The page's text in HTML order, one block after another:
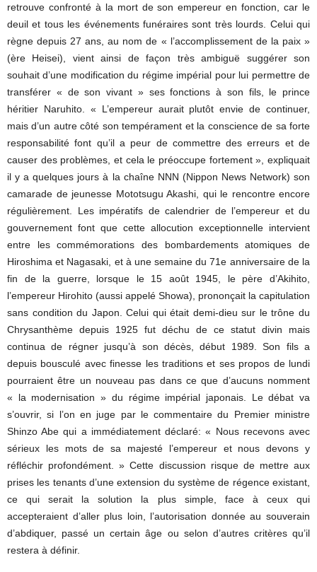
retrouve confronté à la mort de son empereur en fonction, car le
deuil et tous les événements funéraires sont très lourds. Celui qui
règne depuis 27 ans, au nom de « l’accomplissement de la paix »
(ère Heisei), vient ainsi de façon très ambiguë suggérer son
souhait d’une modification du régime impérial pour lui permettre de
transférer « de son vivant » ses fonctions à son fils, le prince
héritier Naruhito. « L’empereur aurait plutôt envie de continuer,
mais d’un autre côté son tempérament et la conscience de sa forte
responsabilité font qu’il a peur de commettre des erreurs et de
causer des problèmes, et cela le préoccupe fortement », expliquait
il y a quelques jours à la chaîne NNN (Nippon News Network) son
camarade de jeunesse Mototsugu Akashi, qui le rencontre encore
régulièrement. Les impératifs de calendrier de l’empereur et du
gouvernement font que cette allocution exceptionnelle intervient
entre les commémorations des bombardements atomiques de
Hiroshima et Nagasaki, et à une semaine du 71e anniversaire de la
fin de la guerre, lorsque le 15 août 1945, le père d’Akihito,
l’empereur Hirohito (aussi appelé Showa), prononçait la capitulation
sans condition du Japon. Celui qui était demi-dieu sur le trône du
Chrysanthème depuis 1925 fut déchu de ce statut divin mais
continua de régner jusqu’à son décès, début 1989. Son fils a
depuis bousculé avec finesse les traditions et ses propos de lundi
pourraient être un nouveau pas dans ce que d’aucuns nomment
« la modernisation » du régime impérial japonais. Le débat va
s’ouvrir, si l’on en juge par le commentaire du Premier ministre
Shinzo Abe qui a immédiatement déclaré: « Nous recevons avec
sérieux les mots de sa majesté l’empereur et nous devons y
réfléchir profondément. » Cette discussion risque de mettre aux
prises les tenants d’une extension du système de régence existant,
ce qui serait la solution la plus simple, face à ceux qui
accepteraient d’aller plus loin, l’autorisation donnée au souverain
d’abdiquer, passé un certain âge ou selon d’autres critères qu’il
restera à définir.